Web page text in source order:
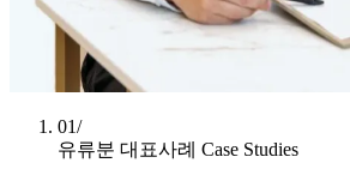
01/
유류분 대표사례 Case Studies